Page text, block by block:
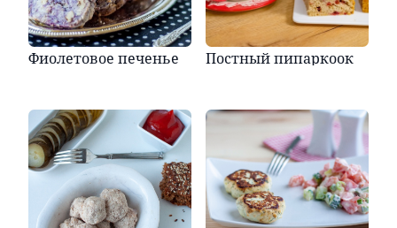
Фиолетовое печенье Постный пипаркоок